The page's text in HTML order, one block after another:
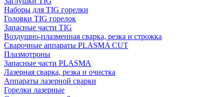
Наборы для TIG горелки
Головки TIG горелок
Запасные части TIG
Воздушно-плазменная сварка, резка и строжка
Сварочные аппараты PLASMA CUT
Плазмотроны
Запасные части PLASMA
Лазерная сварка, резка и очистка
Аппараты лазерной сварки
Горелки лазерные